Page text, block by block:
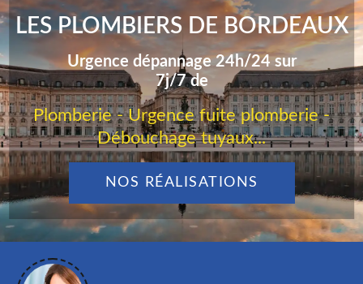
LES PLOMBIERS DE BORDEAUX
Urgence dépannage 24h/24 sur
7j/7 de
Plomberie - Urgence fuite plomberie -
Débouchage tuyaux...
NOS RÉALISATIONS